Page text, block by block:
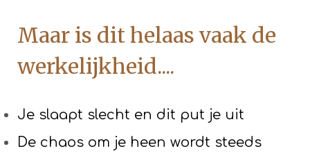
Maar is dit helaas vaak de
werkelijkheid....
Je slaapt slecht en dit put je uit
De chaos om je heen wordt steeds